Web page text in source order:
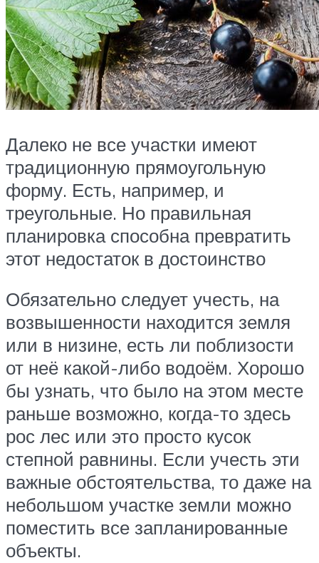
Далеко не все участки имеют
традиционную прямоугольную
форму. Есть, например, и
треугольные. Но правильная
планировка способна превратить
этот недостаток в достоинство
Обязательно следует учесть, на
возвышенности находится земля
или в низине, есть ли поблизости
от неё какой-либо водоём. Хорошо
бы узнать, что было на этом месте
раньше возможно, когда-то здесь
рос лес или это просто кусок
степной равнины. Если учесть эти
важные обстоятельства, то даже на
небольшом участке земли можно
поместить все запланированные
объекты.